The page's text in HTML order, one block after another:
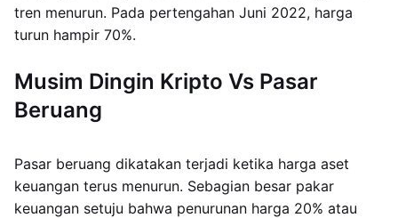
tren menurun. Pada pertengahan Juni 2022, harga
turun hampir 70%.
Musim Dingin Kripto Vs Pasar
Beruang
Pasar beruang dikatakan terjadi ketika harga aset
keuangan terus menurun. Sebagian besar pakar
keuangan setuju bahwa penurunan harga 20% atau